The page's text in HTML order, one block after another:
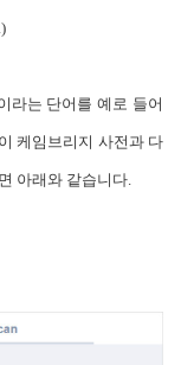
라는 단어를 예로 들어
케임브리지 사전과 다
아래와 같습니다.